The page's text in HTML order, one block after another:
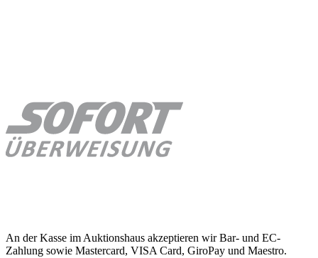
An der Kasse im Auktionshaus akzeptieren wir Bar- und EC-
Zahlung sowie Mastercard, VISA Card, GiroPay und Maestro.